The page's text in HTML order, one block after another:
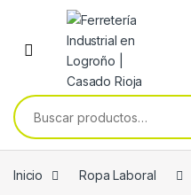
Skip to navigation
Skip to content
Buscar por:
Inicio Ropa Laboral